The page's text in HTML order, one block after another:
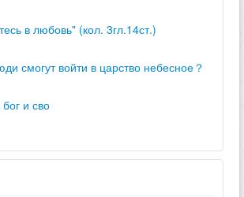
в любовь" (кол. 3гл.14ст.)
смогут войти в царство небесное？
бог и сво